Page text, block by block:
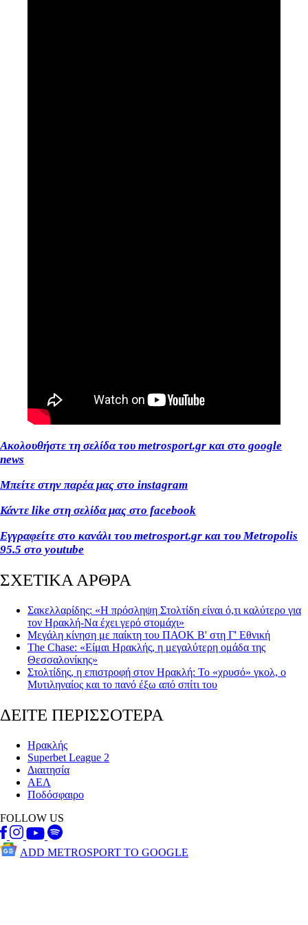
Ακολουθήστε τη σελίδα του metrosport.gr και στο google
news
Μπείτε στην παρέα μας στο instagram
Κάντε like στη σελίδα μας στο facebook
Εγγραφείτε στο κανάλι του metrosport.gr και του Metropolis
95.5 στο youtube
ΣΧΕΤΙΚΑ ΑΡΘΡΑ
Σακελλαρίδης: «Η πρόσληψη Στολτίδη είναι ό,τι καλύτερο για
τον Ηρακλή-Να έχει γερό στομάχι»
Μεγάλη κίνηση με παίκτη του ΠΑΟΚ Β' στη Γ' Εθνική
The Chase: «Είμαι Ηρακλής, η μεγαλύτερη ομάδα της
Θεσσαλονίκης»
Στολτίδης, η επιστροφή στον Ηρακλή: Το «χρυσό» γκολ, ο
Μυτιληναίος και το πανό έξω από σπίτι του
ΔΕΙΤΕ ΠΕΡΙΣΣΟΤΕΡΑ
Ηρακλής
Superbet League 2
Διαιτησία
ΑΕΛ
Ποδόσφαιρο
FOLLOW US
ADD METROSPORT TO GOOGLE